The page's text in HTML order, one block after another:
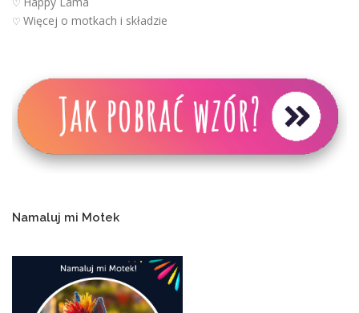
♡
♡ Więcej o motkach i składzie
Namaluj mi Motek